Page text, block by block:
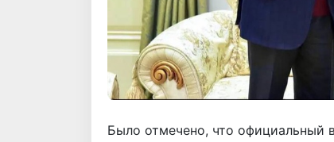
Было отмечено, что официальный